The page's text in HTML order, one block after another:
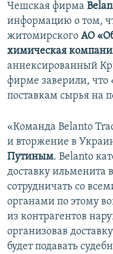
Чешская фирма
информацию о том,
житомирского АО
химическая
аннексированный
фирме заверили,
поставкам сырья на
«Команда Belanto
и вторжение в
Путиным. Belanto
доставку
сотрудничать со
органами по этому
из контрагентов
организовав
будет подавать